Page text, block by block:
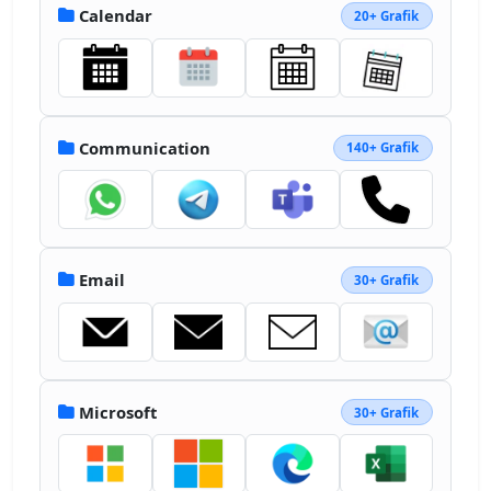
fill="#0364B8" d="M520.453
643.477h416.38v381.674h-416.38zM1745.917
255.5V80.908c1-43.652-33.552-79.862-77.203-
80.908H588.204C544.552 1.046 510 37.256 511
80.908V255.5l638.75 170.333z"></path><path
fill="#0078D4" d="M511
255.5h425.833v383.25H511z"></path><path
fill="#28A8EA" d="M1362.667
255.5H936.833v383.25L1362.667
1022h383.25V638.75z"></path><path
fill="#0364B8" d="M936.833
1022h425.833v383.25H936.833z"></path><path
fill="#14447D" d="M520.453
1025.151h416.38v346.969h-416.38z"></path>
1022h383.25v383.25h-383.25z"></path>
<linearGradient id="a" x1="1128.458"
x2="1128.458" y1="811.083" y2="1.998"
gradientTransform="matrix(1 0 0 -1 0
Calendar 20+ Grafik
Communication 140+ Grafik
Email 30+ Grafik
Microsoft 30+ Grafik